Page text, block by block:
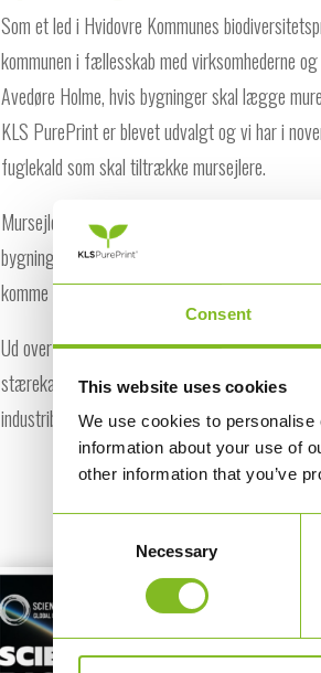
Consent
This website uses cookies
We use cookies to
information about your use of
other information that you’ve
Necessary
Som et led i Hvidovre Kommunes
kommunen i fællesskab med virksomhederne
Avedøre Holme, hvis bygninger skal lægge
KLS PurePrint er blevet udvalgt og vi har i
fuglekald som skal tiltrække mursejlere.
Mursejleren blev i 2023 rødlistet som næsten
bygninger, der i klimaets navn bliver gjort tætte.
komme fuglene til gavn og at vi til sommer får
Ud over mursejlere har virksomhederne på
stærekasser samt tårnfalkeredekasser. De
industribygninger, der er høje nok til disse.